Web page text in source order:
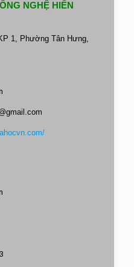
NGHỆ HIỂN
1, Phường Tân Hưng,